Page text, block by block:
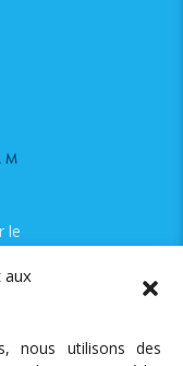
aux
nous utilisons des
le